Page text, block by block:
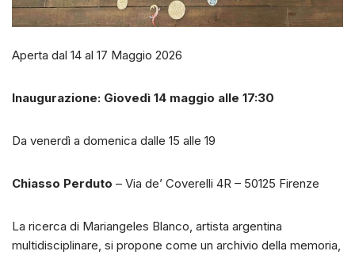
Aperta dal 14 al 17 Maggio 2026
Inaugurazione: Giovedì 14 maggio alle 17:30
Da venerdì a domenica dalle 15 alle 19
Chiasso Perduto – Via de’ Coverelli 4R – 50125 Firenze
La ricerca di Mariangeles Blanco, artista argentina
multidisciplinare, si propone come un archivio della memoria,